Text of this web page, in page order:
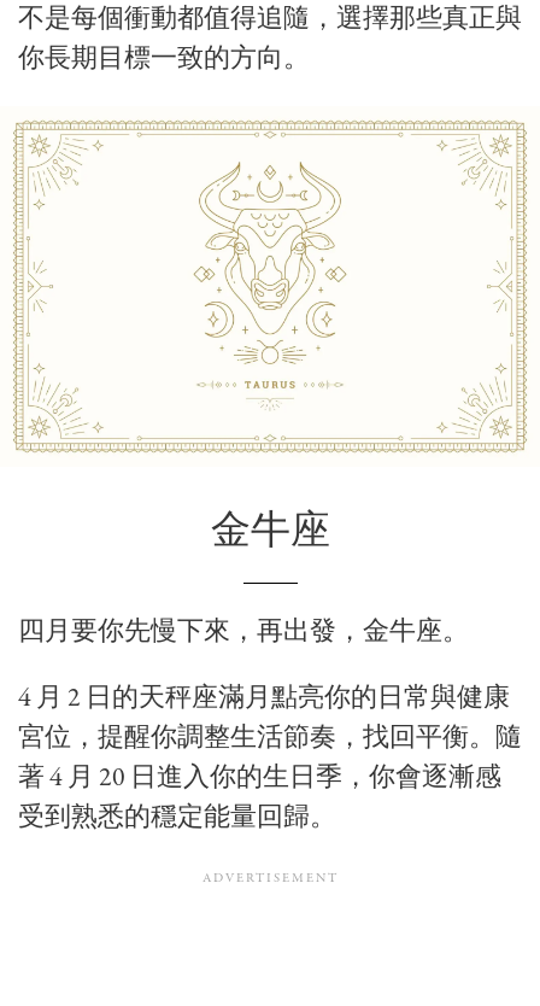
不是每個衝動都值得追隨，選擇那些真正與
你長期目標一致的方向。
金牛座
四月要你先慢下來，再出發，金牛座。
4 月 2 日的天秤座滿月點亮你的日常與健康
宮位，提醒你調整生活節奏，找回平衡。隨
著 4 月 20 日進入你的生日季，你會逐漸感
受到熟悉的穩定能量回歸。